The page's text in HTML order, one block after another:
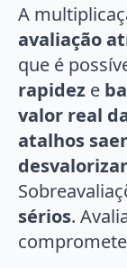
A
avaliação
que é
rapidez e
valor real
atalhos
sérios.